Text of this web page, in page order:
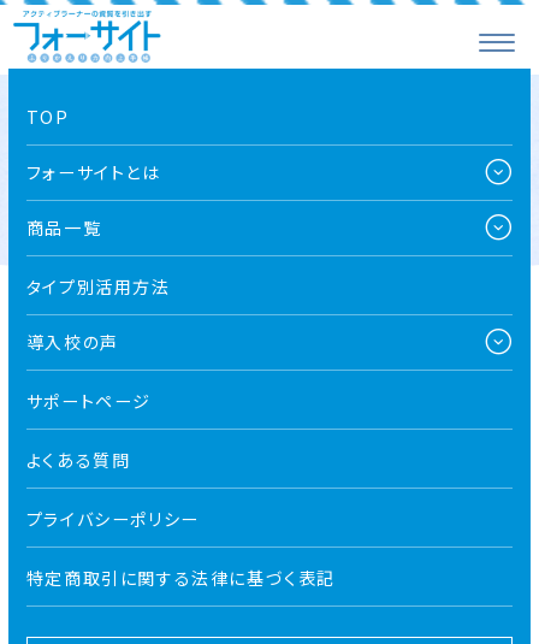
TOP
フォーサイトとは
商品一覧
タイプ別活用方法
導入校の声
サポートページ
よくある質問
プライバシーポリシー
特定商取引に関する法律に基づく表記
第５回 フォーサイト手帳のちょっとイイ話